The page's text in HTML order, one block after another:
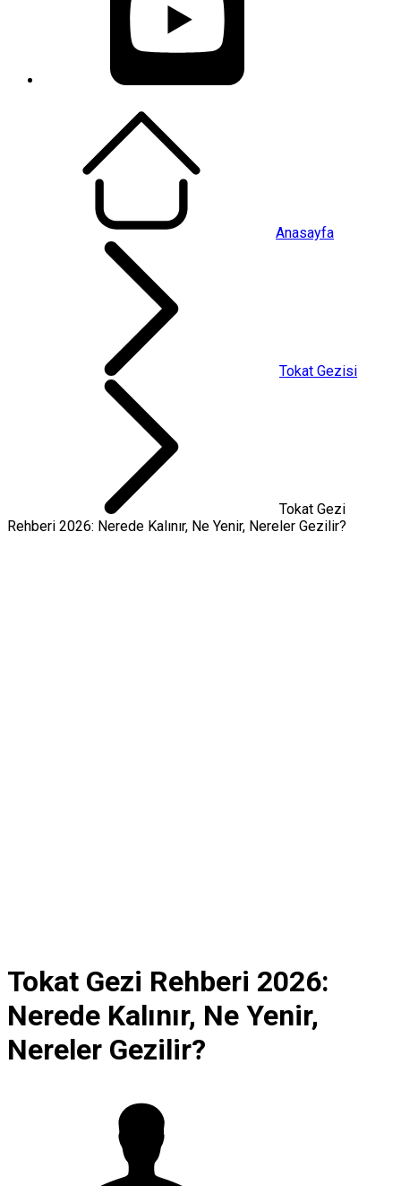
Anasayfa
Tokat Gezisi
Tokat Gezi
Rehberi 2026: Nerede Kalınır, Ne Yenir, Nereler Gezilir?
Tokat Gezi Rehberi 2026:
Nerede Kalınır, Ne Yenir,
Nereler Gezilir?